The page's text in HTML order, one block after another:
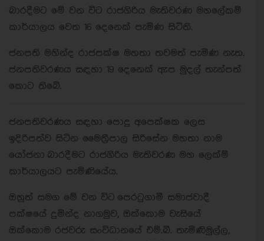
බාරදීමට මේ වන විට රාජගිරිය මැතිවරණ මහලේකම්
කාර්යාලය වෙත 16 දෙනෙක් පැමිණ සිටිති.
ජනපති මහින්ද රාජපක්ෂ මහතා තවමත් පැමිණ නැත.
ජනපතිවරණය සඳහා 19 දෙනෙක් ඇප මුදල් තැන්පත්
කොට තිබේ.
ජනපතිවරණය සඳහා පොදු අපෙක්ෂක ලෙස
ඉදිරිපත්ව සිටින මෛත්‍රීපාල සිරිසේන මහතා නාම
යෝජනා බාරදීමට රාජගිරිය මැතිවරණ මහ ලෙක්ම්
කාර්යාලයට පැමිණියේය.
ඔහුත් සමග මේ වන විට පෙරටුගාමී සමාජවාදී
පක්ෂයේ දුමින්ද නාගමුව, ඔක්කොම වැසියේ
ඔක්කොම රජවරු සංවිධානයේ එම්.බී. තැමිණිමුල්ල,